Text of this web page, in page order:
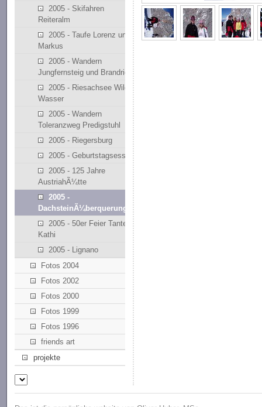
2005 - Skifahren
Reiteralm
2005 - Taufe Lorenz und
Markus
2005 - Wandern
Jungfernsteig und Brandriedl
2005 - Riesachsee Wilde
Wasser
2005 - Wandern
Toleranzweg Predigstuhl
2005 - Riegersburg
2005 - Geburtstagsessen
2005 - 125 Jahre
AustriahÃ¼tte
2005 -
DachsteinÃ¼berquerung
2005 - 50er Feier Tante
Kathi
2005 - Lignano
Fotos 2004
Fotos 2002
Fotos 2000
Fotos 1999
Fotos 1996
friends art
projekte